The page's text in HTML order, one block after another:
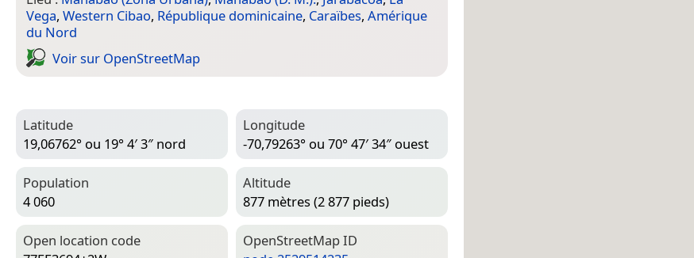
Vega, Western Cibao, République dominicaine, Caraïbes, Amérique
du Nord
Voir sur Open­Street­Map
Latitude
19,06762° ou 19° 4′ 3″ nord
Longitude
-70,79263° ou 70° 47′ 34″ ouest
Population
4 060
Altitude
877 mètres (2 877 pieds)
Open location code
Open­Street­Map ID